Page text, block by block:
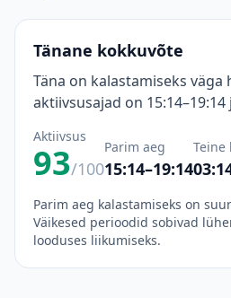
Tänane kokkuvõte
Täna on kalastamiseks väga
aktiivsusajad on 15:14–19:14
Aktiivsus
93/100
Parim aeg
15:14–19:14
Teine
Parim aeg kalastamiseks on
Väikesed perioodid sobivad
looduses liikumiseks.